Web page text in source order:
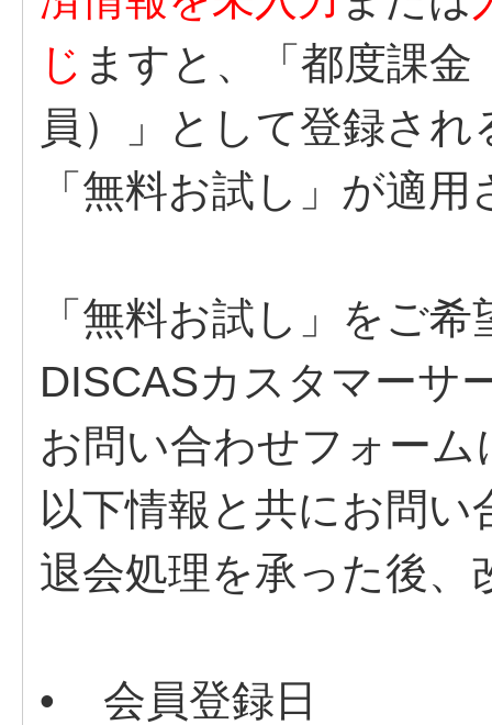
じ ますと、「都度課
員）」として登録さ
「無料お試し」が適
「無料お試し」をご
DISCASカスタマーサ
お問い合わせフォー
以下情報と共にお問
退会処理を承った後
• 会員登録日